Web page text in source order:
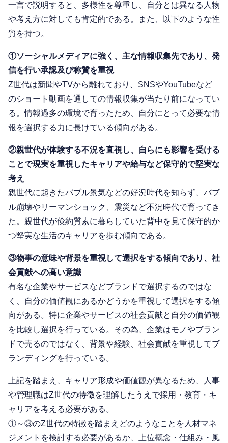
一言で説明すると、多様性を尊重し、自分とは異なる人物
や考え方に対しても肯定的である。また、以下のような性
質を持つ。
①ソーシャルメディアに強く、主な情報収集先であり、発
信を行い承認及び称賛を重視
Z世代は新聞やTVから離れており、SNSやYouTubeなど
のショート動画を通しての情報収集が当たり前になってい
る。情報過多の環境で育ったため、自分にとって必要な情
報を選択する力に長けている傾向がある。
②親世代が体験する不況を直視し、自らにも影響を受ける
ことで現実を重視したキャリアや給与など保守的で堅実な
考え
親世代に起きたバブル景気などの好況時代を知らず、バブ
ル崩壊やリーマンショック、震災など不況時代で育ってき
た。親世代が倹約質素に暮らしていた背中を見て保守的か
つ堅実な生活のキャリアを歩む傾向である。
③物事の意味や背景を重視して選択をする傾向であり、社
会貢献への高い意識
有名な企業やサービスなどブランドで選択するのではな
く、自分の価値観にあるかどうかを重視して選択をする傾
向がある。特に企業やサービスの社会貢献と自分の価値観
を比較し選択を行っている。その為、企業はモノやブラン
ドで売るのではなく、背景や経験、社会貢献を重視してブ
ランディングを行っている。
上記を踏まえ、キャリア形成や価値観が異なるため、人事
や管理職はZ世代の特徴を理解したうえで採用・教育・キ
ャリアを考える必要がある。
①～③のZ世代の特徴を踏まえどのようなことを人材マネ
ジメントを検討する必要があるか、上位概念・仕組み・風